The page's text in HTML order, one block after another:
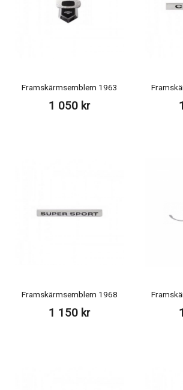
Framskärmsemblem 1963
1 050 kr
Framskärmsemblem 1968
1 150 kr